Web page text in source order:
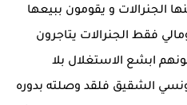
الجنرالات و يقومون ببيعها
فقط الجنرالات يتاجرون
ابشع الاستغلال بلا
الشقيق فلقد وصلته بدوره